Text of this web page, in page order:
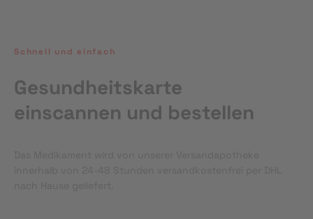
Schnell und einfach
Gesundheitskarte
einscannen und bestellen